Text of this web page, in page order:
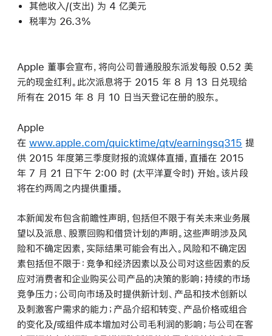
其他收入/(支出) 为 4 亿美元
税率为 26.3%
Apple 董事会宣布，将向公司普通股股东派发每股 0.52 美
元的现金红利。此次派息将于 2015 年 8 月 13 日兑现给
所有在 2015 年 8 月 10 日当天登记在册的股东。
Apple
在 www.apple.com/quicktime/qtv/earningsq315 提
供 2015 年度第三季度财报的流媒体直播，直播在 2015
年 7 月 21 日下午 2:00 时 (太平洋夏令时) 开始。该片段
将在约两周之内提供重播。
本新闻发布包含前瞻性声明，包括但不限于有关未来业务展
望以及派息、股票回购和借贷计划的声明。这些声明涉及风
险和不确定因素，实际结果可能会有出入。风险和不确定因
素包括但不限于：竞争和经济因素以及公司对这些因素的反
应对消费者和企业购买公司产品的决策的影响；持续的市场
竞争压力；公司向市场及时提供新计划、产品和技术创新以
及刺激客户需求的能力；产品介绍和转变、产品价格或组合
的变化及/或组件成本增加对公司毛利润的影响；与公司在客